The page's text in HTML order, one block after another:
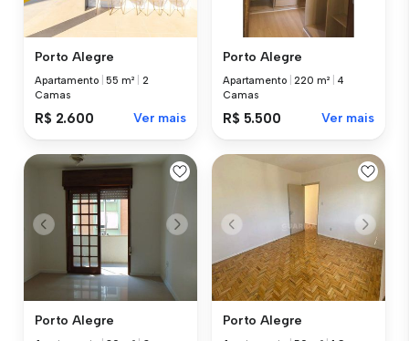
Porto Alegre
Apartamento |55 m²
2
Camas
R$ 2.600 Ver mais
Porto Alegre
Apartamento |220 m²
4
Camas
R$ 5.500 Ver mais
Porto Alegre Porto Alegre